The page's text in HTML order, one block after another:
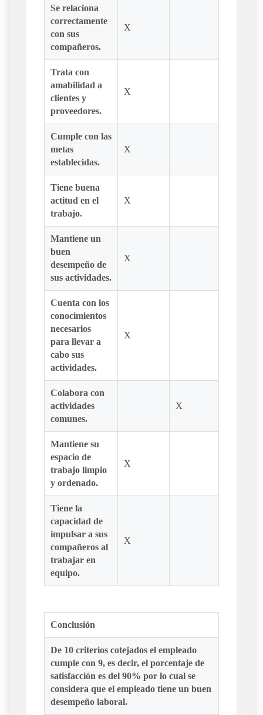
Se relaciona
correctamente
con sus
compañeros.
X
Trata con
amabilidad a
clientes y
proveedores.
X
Cumple con las
metas
establecidas.
X
Tiene buena
actitud en el
trabajo.
X
Mantiene un
buen
desempeño de
sus actividades.
X
Cuenta con los
conocimientos
necesarios
para llevar a
cabo sus
actividades.
X
Colabora con
actividades
comunes.
X
Mantiene su
espacio de
trabajo limpio
y ordenado.
X
Tiene la
capacidad de
impulsar a sus
compañeros al
trabajar en
equipo.
X
Conclusión
De 10 criterios cotejados el empleado
cumple con 9, es decir, el porcentaje de
satisfacción es del 90% por lo cual se
considera que el empleado tiene un buen
desempeño laboral.